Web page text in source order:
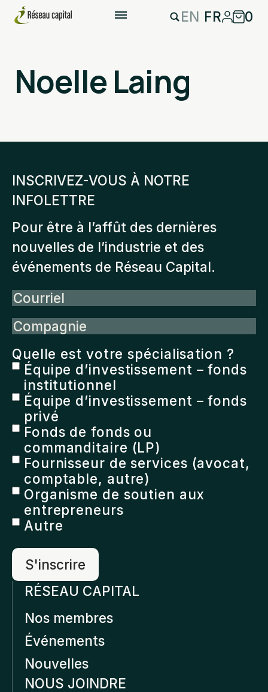
EN FR 0
Noelle Laing
INSCRIVEZ-VOUS À NOTRE
INFOLETTRE
Pour être à l’affût des dernières
nouvelles de l’industrie et des
événements de Réseau Capital.
Courriel
Compagnie
Quelle est votre spécialisation ?
Équipe d’investissement – fonds
institutionnel
Équipe d’investissement – fonds
privé
Fonds de fonds ou
commanditaire (LP)
Fournisseur de services (avocat,
comptable, autre)
Organisme de soutien aux
entrepreneurs
Autre
RÉSEAU CAPITAL
Nos membres
Événements
Nouvelles
NOUS JOINDRE